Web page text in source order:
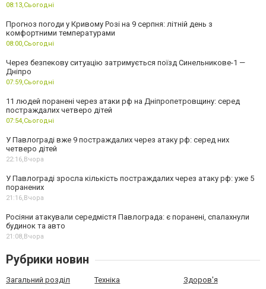
08:13, Сьогодні
Прогноз погоди у Кривому Розі на 9 серпня: літній день з
комфортними температурами
08:00, Сьогодні
Через безпекову ситуацію затримується поїзд Синельникове-1 —
Дніпро
07:59, Сьогодні
11 людей поранені через атаки рф на Дніпропетровщину: серед
постраждалих четверо дітей
07:54, Сьогодні
У Павлограді вже 9 постраждалих через атаку рф: серед них
четверо дітей
22:16, Вчора
У Павлограді зросла кількість постраждалих через атаку рф: уже 5
поранених
21:16, Вчора
Росіяни атакували середмістя Павлограда: є поранені, спалахнули
будинок та авто
21:08, Вчора
Рубрики новин
Загальний розділ Техніка Здоров'я